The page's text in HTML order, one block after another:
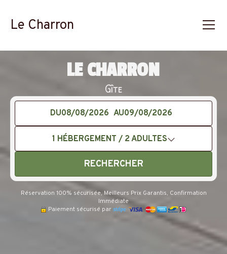
Le Charron
LE CHARRON
Gîte
DU AU
1 HÉBERGEMENT / 2 ADULTES
RECHERCHER
Réservation 100% sécurisée, Meilleurs Prix Garantis, Confirmation
Immédiate
Paiement sécurisé par